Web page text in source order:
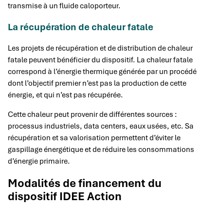
transmise à un fluide caloporteur.
La récupération de chaleur fatale
Les projets de récupération et de distribution de chaleur
fatale peuvent bénéficier du dispositif. La chaleur fatale
correspond à l’énergie thermique générée par un procédé
dont l’objectif premier n’est pas la production de cette
énergie, et qui n’est pas récupérée.
Cette chaleur peut provenir de différentes sources :
processus industriels, data centers, eaux usées, etc. Sa
récupération et sa valorisation permettent d’éviter le
gaspillage énergétique et de réduire les consommations
d’énergie primaire.
Modalités de financement du
dispositif IDEE Action